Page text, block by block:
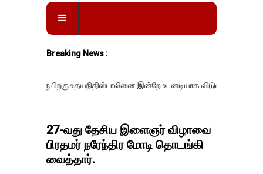
Breaking News :
உதயநிதிஸ்டாலினை இன்றே உடனடியாக விடுவிக்கப்பட வேண்.
27-வது தேசிய இளைஞர் விழாவை
பிரதமர் நரேந்திர மோடி தொடங்கி
வைத்தார்.